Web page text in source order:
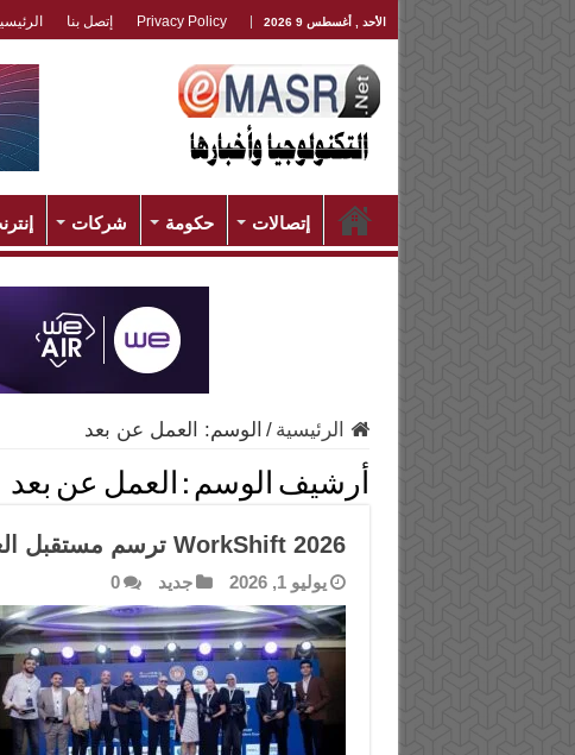
الأحد , أغسطس 9 2026 Privacy Policy إتصل بنا
إتصالات حكومة شركات
الرئيسية / الوسم: العمل عن بعد
أرشيف الوسم : العمل عن بعد
WorkShift 2026 ترسم مستقبل العمل الرقمي في مصر
يوليو 1, 2026 جديد 0